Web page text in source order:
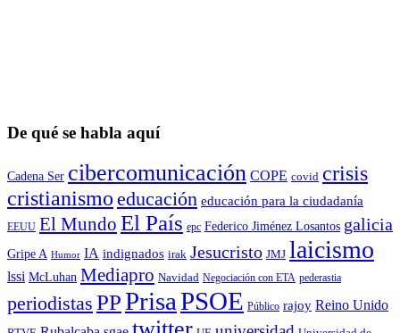
De qué se habla aquí
Cadena Ser cibercomunicación COPE covid crisis
cristianismo educación educación para la ciudadaní­a
EEUU El Mundo El País epc Federico Jiménez Losantos galicia
Gripe A Humor IA indignados irak Jesucristo JMJ laicismo
lssi McLuhan Mediapro Navidad Negociación con ETA pederastia
periodistas PPPrisaPSOE Público rajoy Reino Unido